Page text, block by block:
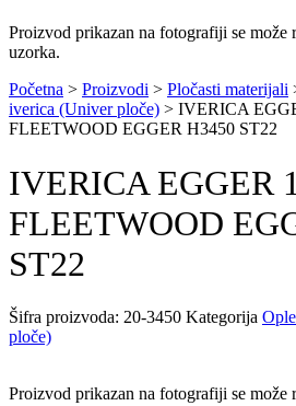
Proizvod prikazan na fotografiji se može
uzorka.
Početna > Proizvodi > Pločasti materijali
iverica (Univer ploče) > IVERICA
FLEETWOOD EGGER H3450 ST22
IVERICA EGGER
FLEETWOOD
ST22
Šifra proizvoda: 20-3450 Kategorija
ploče)
Proizvod prikazan na fotografiji se može